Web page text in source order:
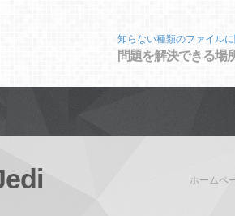
知らない種類のファイル
問題を解決できる場
ホームペ